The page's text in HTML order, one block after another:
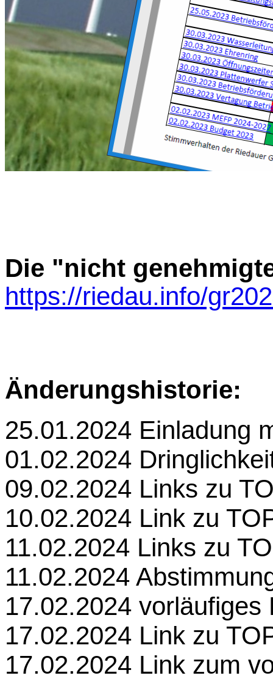
Die "nicht
https://riedau.info/
Änderungshistorie:
25.01.2024 Einladung
01.02.2024
09.02.2024 Links zu
10.02.2024 Link zu
11.02.2024 Links zu
11.02.2024
17.02.2024
17.02.2024 Link zu
17.02.2024 Link zum